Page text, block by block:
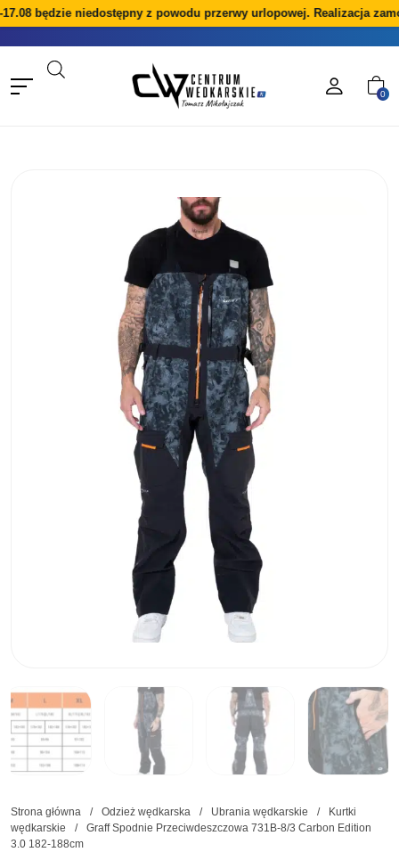
będzie niedostępny z powodu przerwy urlopowej. Realizacja
0
Strona główna / Odzież wędkarska / Ubrania wędkarskie /
Kurtki
wędkarskie
/
Graff Spodnie Przeciwdeszczowa 731B-8/3 Carbon Edition
3.0 182-188cm